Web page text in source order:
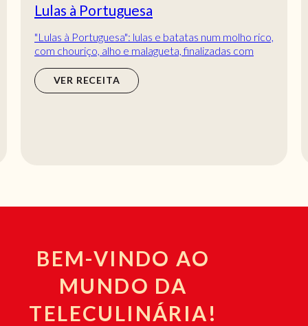
Lulas à Portuguesa
"Lulas à Portuguesa": lulas e batatas num molho rico,
com chouriço, alho e malagueta, finalizadas com
VER RECEITA
BEM-VINDO AO
MUNDO DA
TELECULINÁRIA!